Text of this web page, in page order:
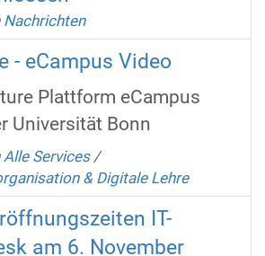
Nachrichten
- eCampus Video
Plattform eCampus
Universität Bonn
Alle Services /
& Digitale Lehre
IT-
am 6. November